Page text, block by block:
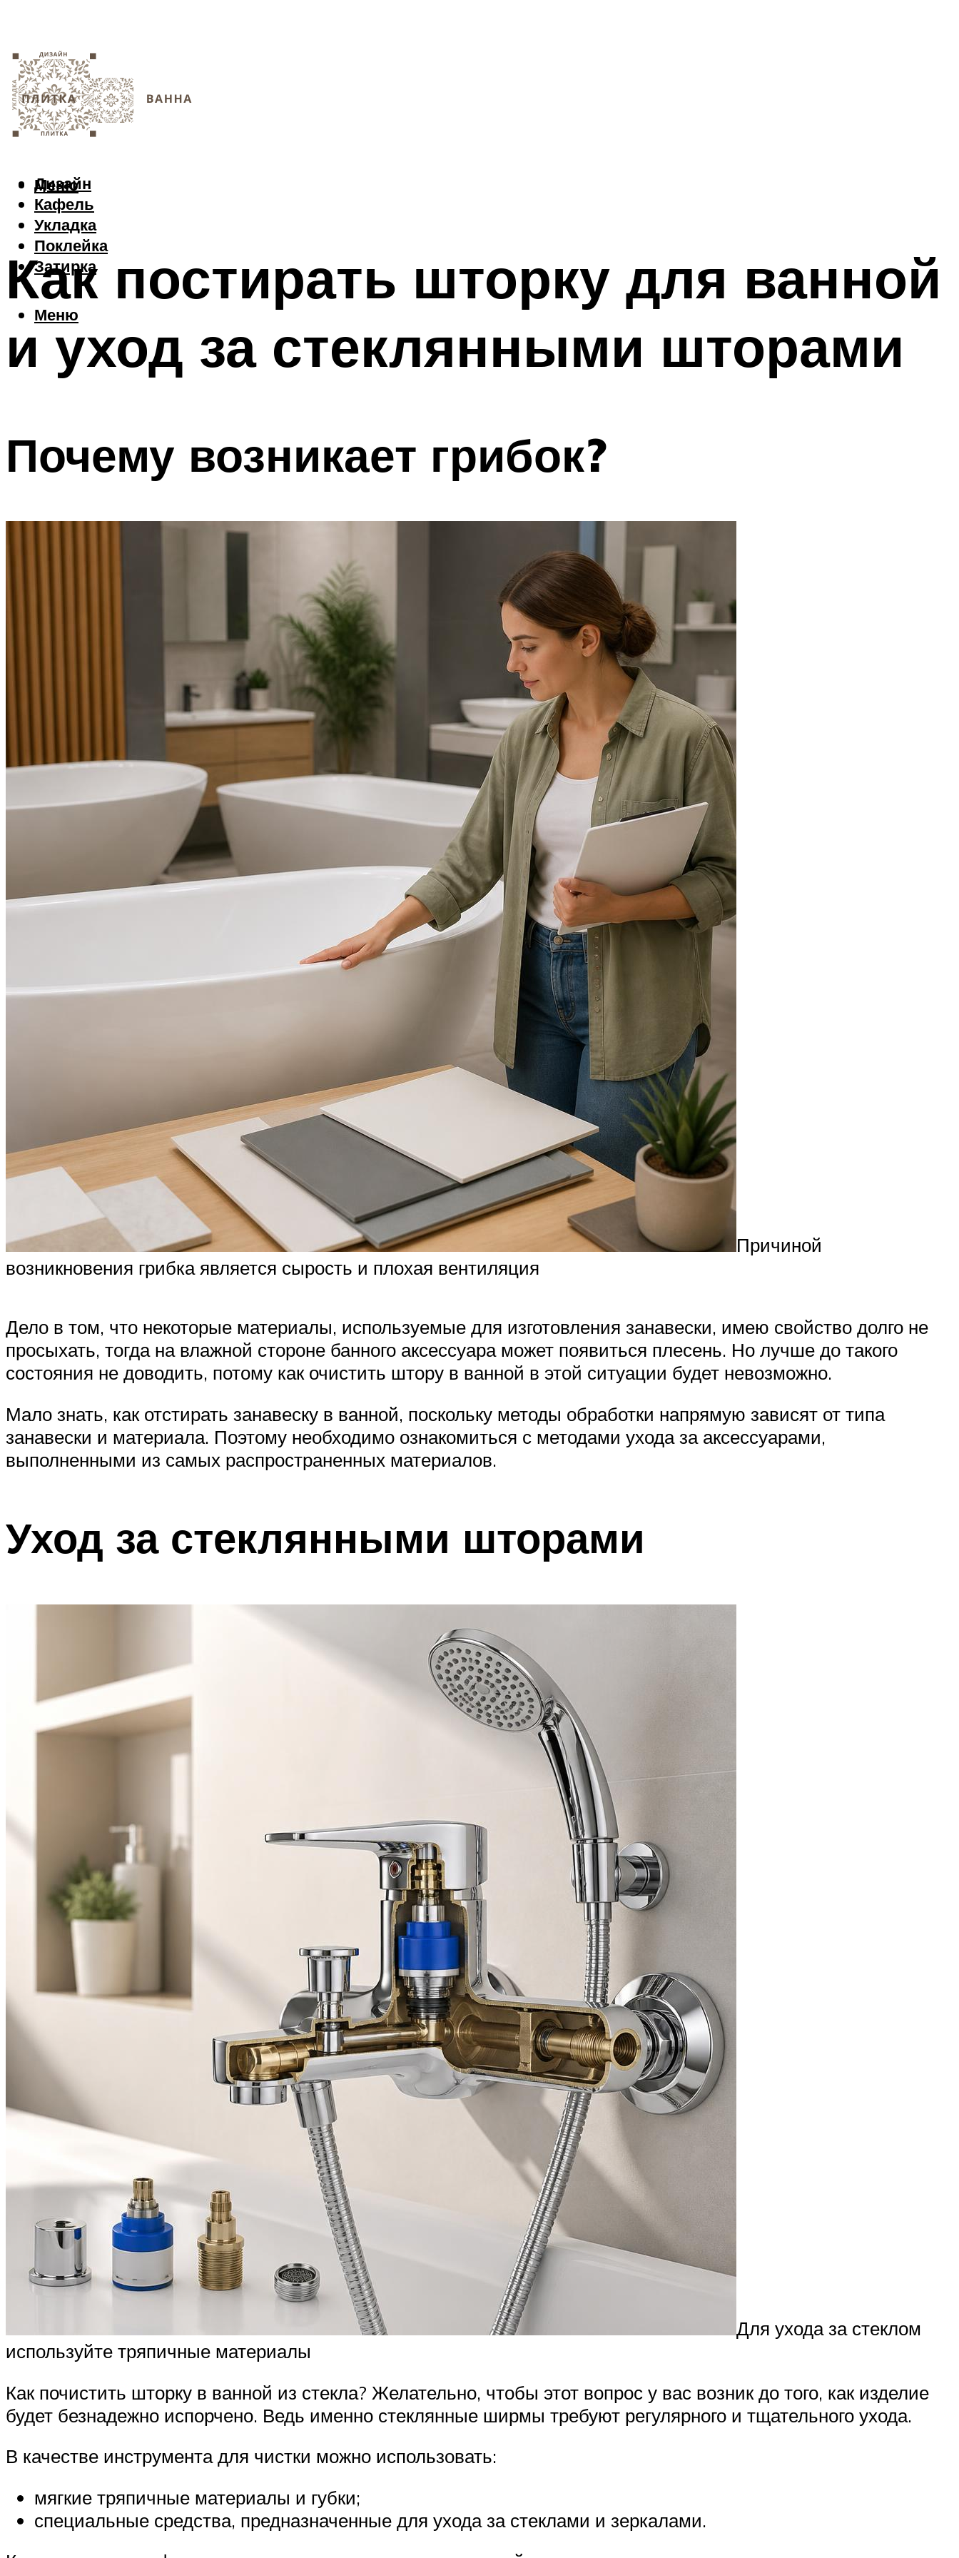
Дизайн
Кафель
Укладка
Поклейка
Затирка
Меню
Меню
Как постирать шторку для ванной
и уход за стеклянными шторами
Почему возникает грибок?
Причиной
возникновения грибка является сырость и плохая вентиляция
Дело в том, что некоторые материалы, используемые для изготовления занавески, имею свойство долго не
просыхать, тогда на влажной стороне банного аксессуара может появиться плесень. Но лучше до такого
состояния не доводить, потому как очистить штору в ванной в этой ситуации будет невозможно.
Мало знать, как отстирать занавеску в ванной, поскольку методы обработки напрямую зависят от типа
занавески и материала. Поэтому необходимо ознакомиться с методами ухода за аксессуарами,
выполненными из самых распространенных материалов.
Уход за стеклянными шторами
Для ухода за стеклом
используйте тряпичные материалы
Как почистить шторку в ванной из стекла? Желательно, чтобы этот вопрос у вас возник до того, как изделие
будет безнадежно испорчено. Ведь именно стеклянные ширмы требуют регулярного и тщательного ухода.
В качестве инструмента для чистки можно использовать:
мягкие тряпичные материалы и губки;
специальные средства, предназначенные для ухода за стеклами и зеркалами.